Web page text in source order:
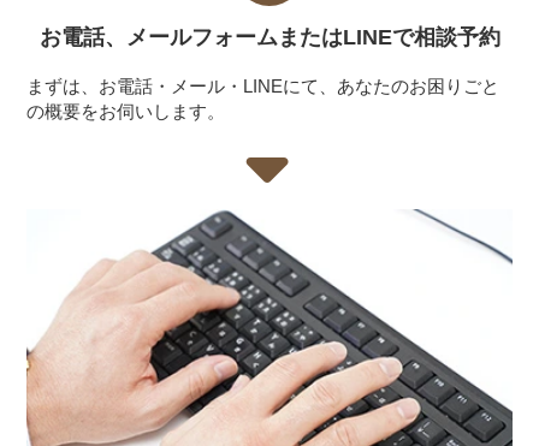
お電話、メールフォームまたはLINEで相談予約
まずは、お電話・メール・LINEにて、あなたのお困りごと
の概要をお伺いします。